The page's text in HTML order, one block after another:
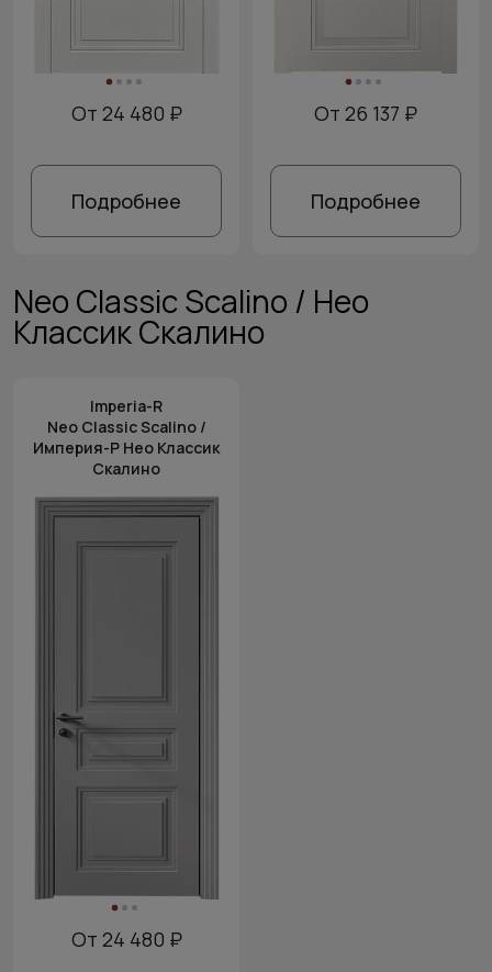
От 24 480 ₽
Подробнее
От 26 137 ₽
Подробнее
Neo Classic Scalino / Нео
Классик Скалино
Imperia-R
Neo Classic Scalino /
Империя-Р Нео Классик
Скалино
От 24 480 ₽